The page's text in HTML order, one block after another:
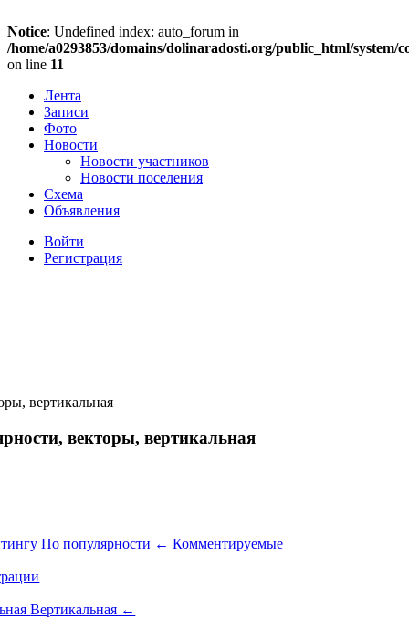
Notice: Undefined index: auto_forum in
/home/a0293853/domains/dolinaradosti.org/public_html/
on line 11
Лента
Записи
Фото
Новости
Новости участников
Новости поселения
Схема
Объявления
Войти
Регистрация
вертикальная
векторы, вертикальная
По популярности ← Комментируемые
Вертикальная ←